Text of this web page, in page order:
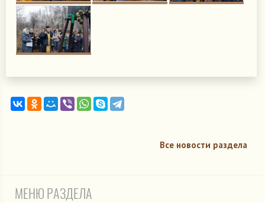
Все новости раздела
МЕНЮ РАЗДЕЛА